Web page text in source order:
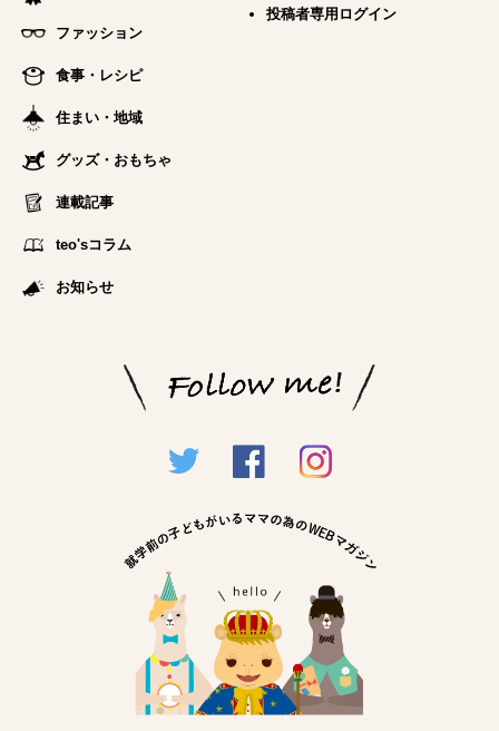
ファッション
食事・レシピ
住まい・地域
グッズ・おもちゃ
連載記事
teo'sコラム
お知らせ
投稿者専用ログイン